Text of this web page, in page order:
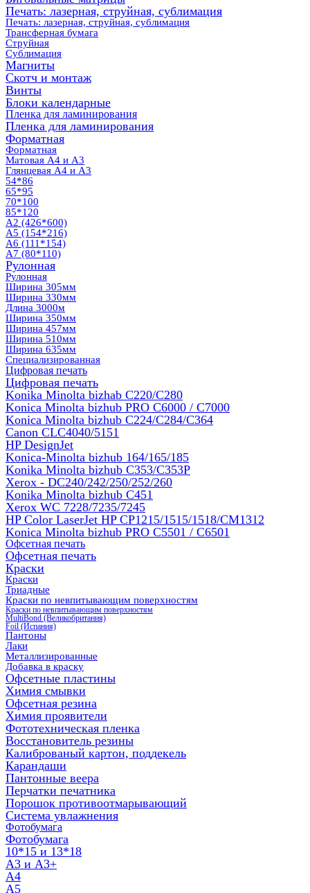
Печать: лазерная, струйная, сублимация
Печать: лазерная, струйная, сублимация
Трансферная бумага
Струйная
Сублимация
Магниты
Скотч и монтаж
Винты
Блоки календарные
Пленка для ламинирования
Пленка для ламинирования
Форматная
Форматная
Матовая А4 и А3
Глянцевая А4 и А3
54*86
65*95
70*100
85*120
А2 (426*600)
А5 (154*216)
А6 (111*154)
А7 (80*110)
Рулонная
Рулонная
Ширина 305мм
Ширина 330мм
Длина 3000м
Ширина 350мм
Ширина 457мм
Ширина 510мм
Ширина 635мм
Специализированная
Цифровая печать
Цифровая печать
Konika Minolta bizhab C220/C280
Konica Minolta bizhub PRO C6000 / C7000
Konica Minolta bizhub С224/С284/С364
Canon CLC4040/5151
HP DesignJet
Konica-Minolta bizhub 164/165/185
Konika Minolta bizhub C353/C353Р
Xerox - DC240/242/250/252/260
Konika Minolta bizhub C451
Xerox WC 7228/7235/7245
HP Color LaserJet HP CP1215/1515/1518/CM1312
Konica Minolta bizhub PRO С5501 / С6501
Офсетная печать
Офсетная печать
Краски
Краски
Триадные
Краски по невпитывающим поверхностям
Краски по невпитывающим поверхностям
MultiBond (Великобритания)
Foil (Испания)
Пантоны
Лаки
Металлизированные
Добавка в краску
Офсетные пластины
Химия смывки
Офсетная резина
Химия проявители
Фототехническая пленка
Восстановитель резины
Калиброваный картон, поддекель
Карандаши
Пантонные веера
Перчатки печатника
Порошок противоотмарывающий
Система увлажнения
Фотобумага
Фотобумага
10*15 и 13*18
A3 и А3+
А4
А5